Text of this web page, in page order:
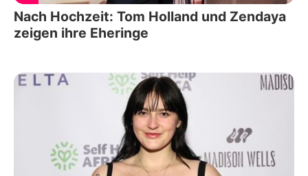
Nach Hochzeit: Tom Holland und Zendaya
zeigen ihre Eheringe